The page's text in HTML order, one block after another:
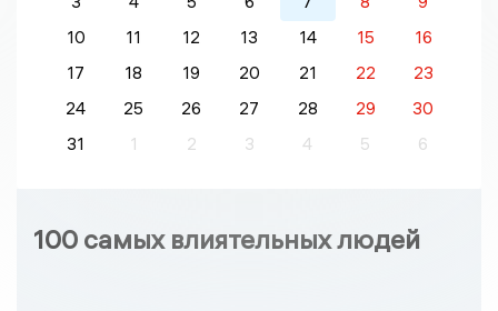
10
11 12 13 14 15
16
17
18 19 20 21 22
23
24
25 26 27 28 29
30
31
1 2 3 4 5 6
100 самых влиятельных людей